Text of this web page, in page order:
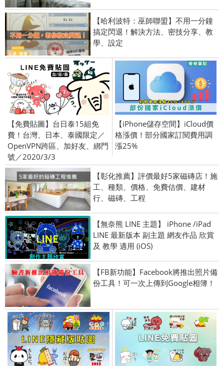
【哈利波特：巫師聯盟】不用一分鐘
搞定閃退！解決方法、密技分享、教
學、設定
【免費貼圖】台日泰15組免
費！台灣、日本、泰國限定／
OpenVPN跨區、加好友、綁門
號／2020/3/3
【iPhone儲存空間】iCloud價
格漲價！部分國家訂閱費用調
漲25%
【彰化推薦】評價最好5家磁磚店！施
工、種類、價格、免費估價、建材
行、磁磚、工程
【無奈熊 LINE 主題】 iPhone /iPad
LINE 最新版本 副主題 網友作品 欣賞
及 教學 適用 (iOS)
【FB新功能】Facebook將推出照片備
份工具！可一次上傳到Google相簿！